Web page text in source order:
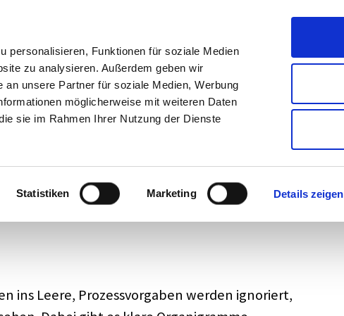
personalisieren, Funktionen für soziale Medien
zu analysieren. Außerdem geben wir
unsere Partner für soziale Medien, Werbung
möglicherweise mit weiteren Daten
sie im Rahmen Ihrer Nutzung der Dienste
Statistiken Marketing Details zeigen
Unkategorisiert
Check-up:
ins Leere, Prozess­vor­ga­ben werden igno­riert,